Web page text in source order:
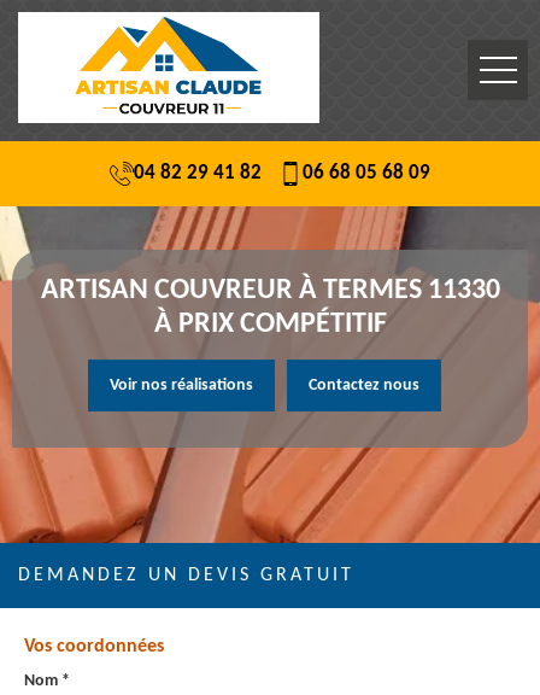
04 82 29 41 82 06 68 05 68 09
ARTISAN COUVREUR À TERMES 11330
À PRIX COMPÉTITIF
Voir nos réalisations Contactez nous
DEMANDEZ UN DEVIS GRATUIT
Vos coordonnées
Nom *